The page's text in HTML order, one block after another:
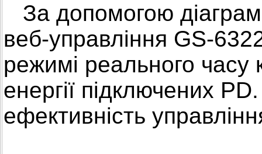
За допомогою
веб-управління GS-
режимі реального часу
енергії підключених
ефективність